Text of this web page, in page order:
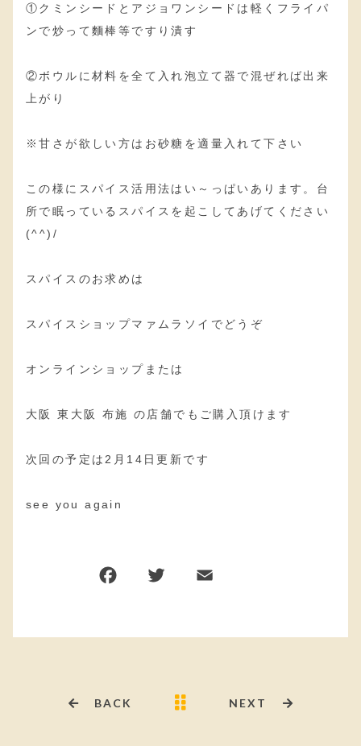
①クミンシードとアジョワンシードは軽くフライパ
ンで炒って麵棒等ですり潰す
②ボウルに材料を全て入れ泡立て器で混ぜれば出来
上がり
※甘さが欲しい方はお砂糖を適量入れて下さい
この様にスパイス活用法はい～っぱいあります。台
所で眠っているスパイスを起こしてあげてください
(^^)/
スパイスのお求めは
スパイスショップマァムラソイでどうぞ
オンラインショップまたは
大阪 東大阪 布施 の店舗でもご購入頂けます
次回の予定は2月14日更新です
see you again
BACK NEXT